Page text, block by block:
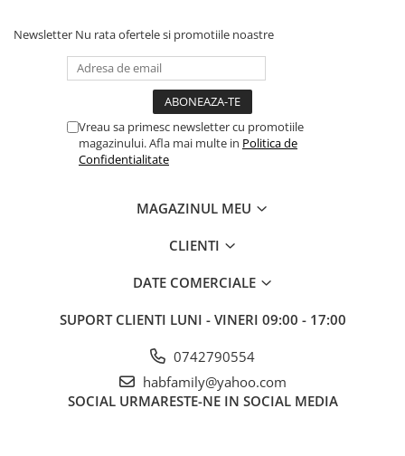
Newsletter Nu rata ofertele si promotiile noastre
Vreau sa primesc newsletter cu promotiile
magazinului. Afla mai multe in Politica de
Confidentialitate
MAGAZINUL MEU
CLIENTI
DATE COMERCIALE
SUPORT CLIENTI LUNI - VINERI 09:00 - 17:00
0742790554
habfamily@yahoo.com
SOCIAL URMARESTE-NE IN SOCIAL MEDIA